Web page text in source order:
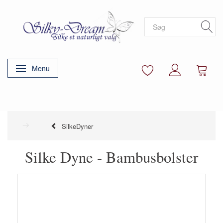
Skifte navigation
Menu
SilkeDyner
Silke Dyne - Bambusbolster